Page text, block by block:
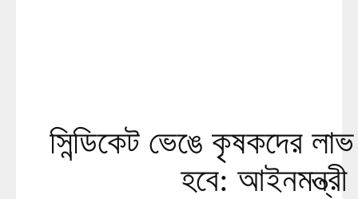
সিন্ডিকেট ভেঙে কৃষকদের লাভ
হবে: আইনমন্ত্রী